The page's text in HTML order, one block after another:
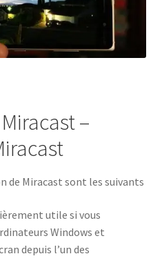
–
de Miracast sont les suivants
utile si vous
Windows et
depuis l’un des